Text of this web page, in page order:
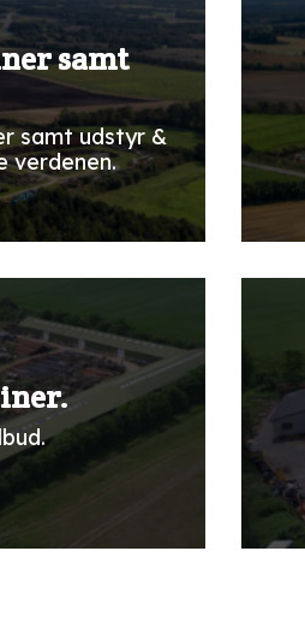
samt
samt udstyr &
verdenen.